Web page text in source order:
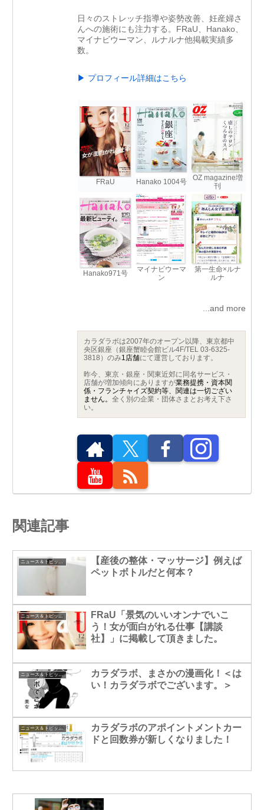
日々のストレッチ指導や姿勢改善、妊産婦さ
んへの施術にも注力する。FRaU、Hanako、
マイナビウーマン、ルナルナ他掲載実績多
数。
▶ プロフィール詳細はこちら
FRaU Hanako 1004号
OZ magazine増
刊
Hanako971号
マイナビウーマ
ン
第一生命×ルナ
ルナ
...and more
カラダラボは2007年のオープン以降、東京都中
央区銀座（銀座蟹睦会館ビル4F/TEL 03-6325-
3818）のみ1店舗にて運営しております。
昨今、東京・銀座・関東近郊に同名サービス・
店舗が増加傾向にありますが業務提携・資本関
係・フランチャイズ契約等、関連は一切ござい
ません。全く別の企業・団体さまとお考え下さ
い。
関連記事
ニュース＆トピックス
【産後の整体・マッサージ】例えば
ペットボトルだと何本？
ニュース＆トピックス
FRaU「景気のいいオンナでいこ
う！女が面白がれる仕事【講談
社】」に掲載して頂きました。
ニュース＆トピックス
カラダラボ、まさかの漫画化！＜は
い！カラダラボでございます。＞
ニュース＆トピックス
カラダラボのアポイントメントカー
ドと回数券が新しくなりました！